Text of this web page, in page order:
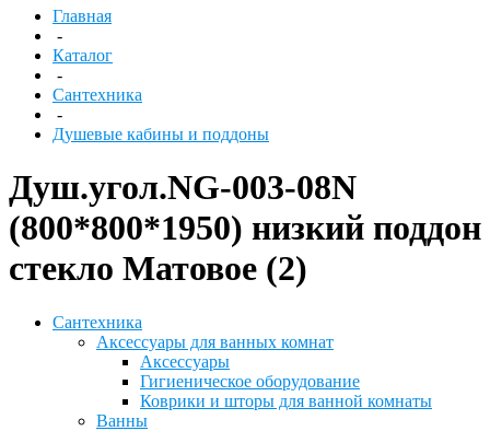
Главная
-
Каталог
-
Сантехника
-
Душевые кабины и поддоны
Душ.угол.NG-003-08N
(800*800*1950) низкий поддон
стекло Матовое (2)
Сантехника
Аксессуары для ванных комнат
Аксессуары
Гигиеническое оборудование
Коврики и шторы для ванной комнаты
Ванны